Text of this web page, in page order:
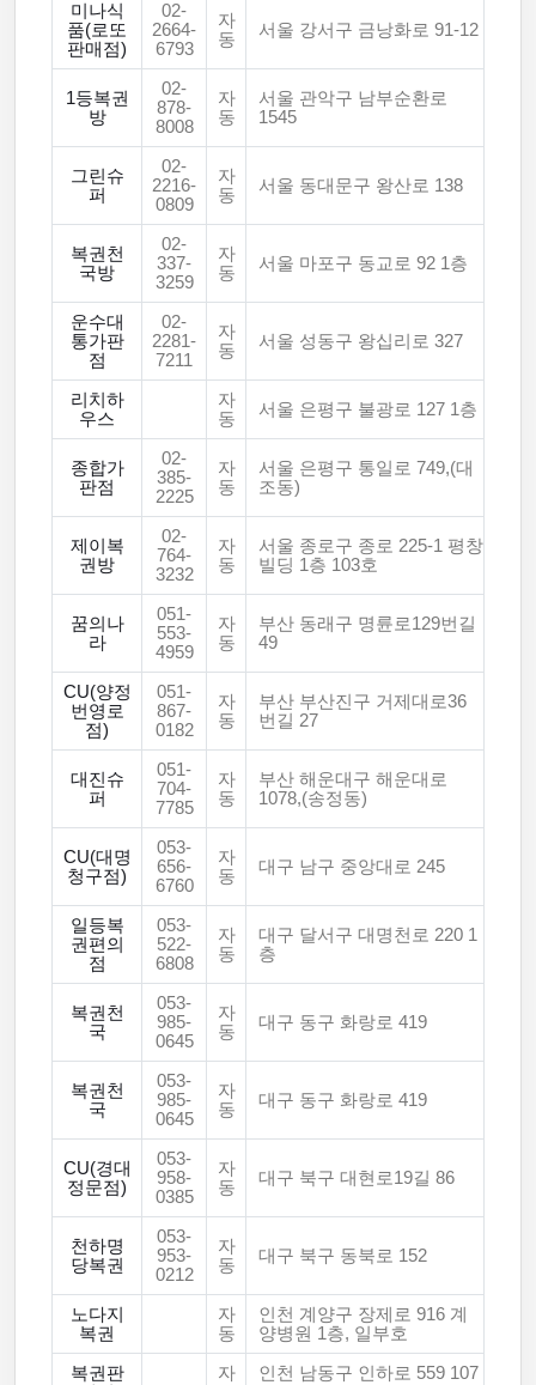
미나식
품(로또
판매점)
02-
2664-
6793
자
동
서울 강서구 금낭화로 91-12
1등복권
방
02-
878-
8008
자
동
서울 관악구 남부순환로
1545
그린슈
퍼
02-
2216-
0809
자
동
서울 동대문구 왕산로 138
복권천
국방
02-
337-
3259
자
동
서울 마포구 동교로 92 1층
운수대
통가판
점
02-
2281-
7211
자
동
서울 성동구 왕십리로 327
리치하
우스
자
동
서울 은평구 불광로 127 1층
종합가
판점
02-
385-
2225
자
동
서울 은평구 통일로 749,(대
조동)
제이복
권방
02-
764-
3232
자
동
서울 종로구 종로 225-1 평창
빌딩 1층 103호
꿈의나
라
051-
553-
4959
자
동
부산 동래구 명륜로129번길
49
CU(양정
번영로
점)
051-
867-
0182
자
동
부산 부산진구 거제대로36
번길 27
대진슈
퍼
051-
704-
7785
자
동
부산 해운대구 해운대로
1078,(송정동)
CU(대명
청구점)
053-
656-
6760
자
동
대구 남구 중앙대로 245
일등복
권편의
점
053-
522-
6808
자
동
대구 달서구 대명천로 220 1
층
복권천
국
053-
985-
0645
자
동
대구 동구 화랑로 419
복권천
국
053-
985-
0645
자
동
대구 동구 화랑로 419
CU(경대
정문점)
053-
958-
0385
자
동
대구 북구 대현로19길 86
천하명
당복권
053-
953-
0212
자
동
대구 북구 동북로 152
노다지
복권
자
동
인천 계양구 장제로 916 계
양병원 1층, 일부호
복권판
자
인천 남동구 인하로 559 107